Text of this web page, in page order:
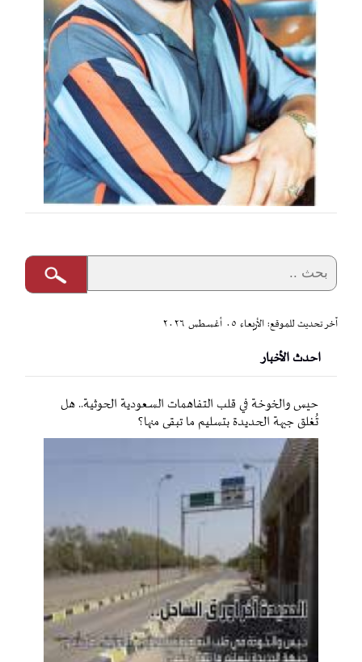
آخر تحديث للموقع: الأربعاء ٠٥ أغسطس ٢٠٢٦
احدث الأخبار
حيس والخوخة في قلب التفاهمات السعودية الحوثية.. هل
تُغلق جبهة الحديدة بتسليم ما تبقى منها؟